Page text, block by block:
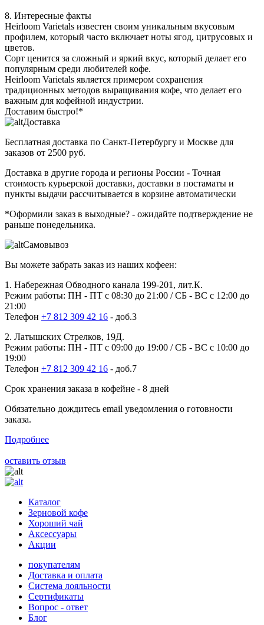
8. Интересные факты
Heirloom Varietals известен своим уникальным вкусовым
профилем, который часто включает ноты ягод, цитрусовых и
цветов.
Сорт ценится за сложный и яркий вкус, который делает его
популярным среди любителей кофе.
Heirloom Varietals является примером сохранения
традиционных методов выращивания кофе, что делает его
важным для кофейной индустрии.
Доставим быстро!*
Доставка
Бесплатная доставка по Санкт-Петербургу и Москве для
заказов от 2500 руб.
Доставка в другие города и регионы России - Точная
стоимость курьерской доставки, доставки в постаматы и
пункты выдачи рассчитывается в корзине автоматически
*Оформили заказ в выходные? - ожидайте подтверждение не
раньше понедельника.
Самовывоз
Вы можете забрать заказ из наших кофеен:
1. Набережная Обводного канала 199-201, лит.К.
Режим работы: ПН - ПТ с 08:30 до 21:00 / СБ - ВС с 12:00 до
21:00
Телефон +7 812 309 42 16 - доб.3
2. Латышских Стрелков, 19Д.
Режим работы: ПН - ПТ с 09:00 до 19:00 / СБ - ВС с 10:00 до
19:00
Телефон +7 812 309 42 16 - доб.7
Срок хранения заказа в кофейне - 8 дней
Обязательно дождитесь email уведомления о готовности
заказа.
Подробнее
оставить отзыв
Каталог
Зерновой кофе
Хороший чай
Аксессуары
Акции
покупателям
Доставка и оплата
Система лояльности
Сертификаты
Вопрос - ответ
Блог